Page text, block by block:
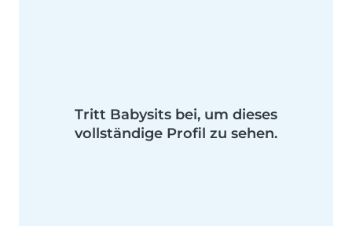
Tritt Babysits bei, um dieses
vollständige Profil zu sehen.